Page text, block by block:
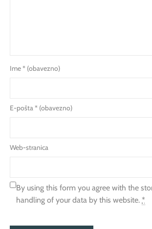
Ime* (obavezno)
E-pošta* (obavezno)
Web-stranica
By using this form you agree with the
handling of your data by this website. *